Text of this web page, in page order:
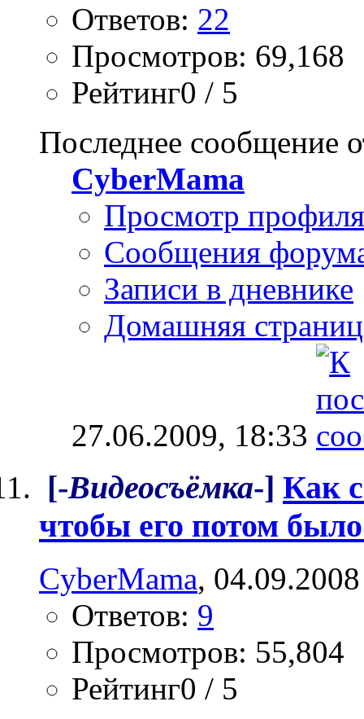
Ответов: 22
Просмотров: 69,168
Рейтинг0 / 5
Последнее сообщение
CyberMama
Просмотр профиля
Сообщения
Записи в дневнике
Домашняя
27.06.2009, 18:33
[-Видеосъёмка-] Как
чтобы его потом
CyberMama,
Ответов: 9
Просмотров: 55,804
Рейтинг0 / 5